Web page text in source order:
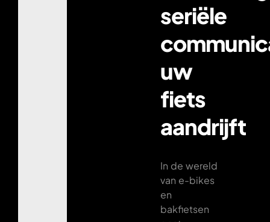
seriële
uw
fiets
aandrijft
In de wereld
van e-bikes
en
bakfietsen